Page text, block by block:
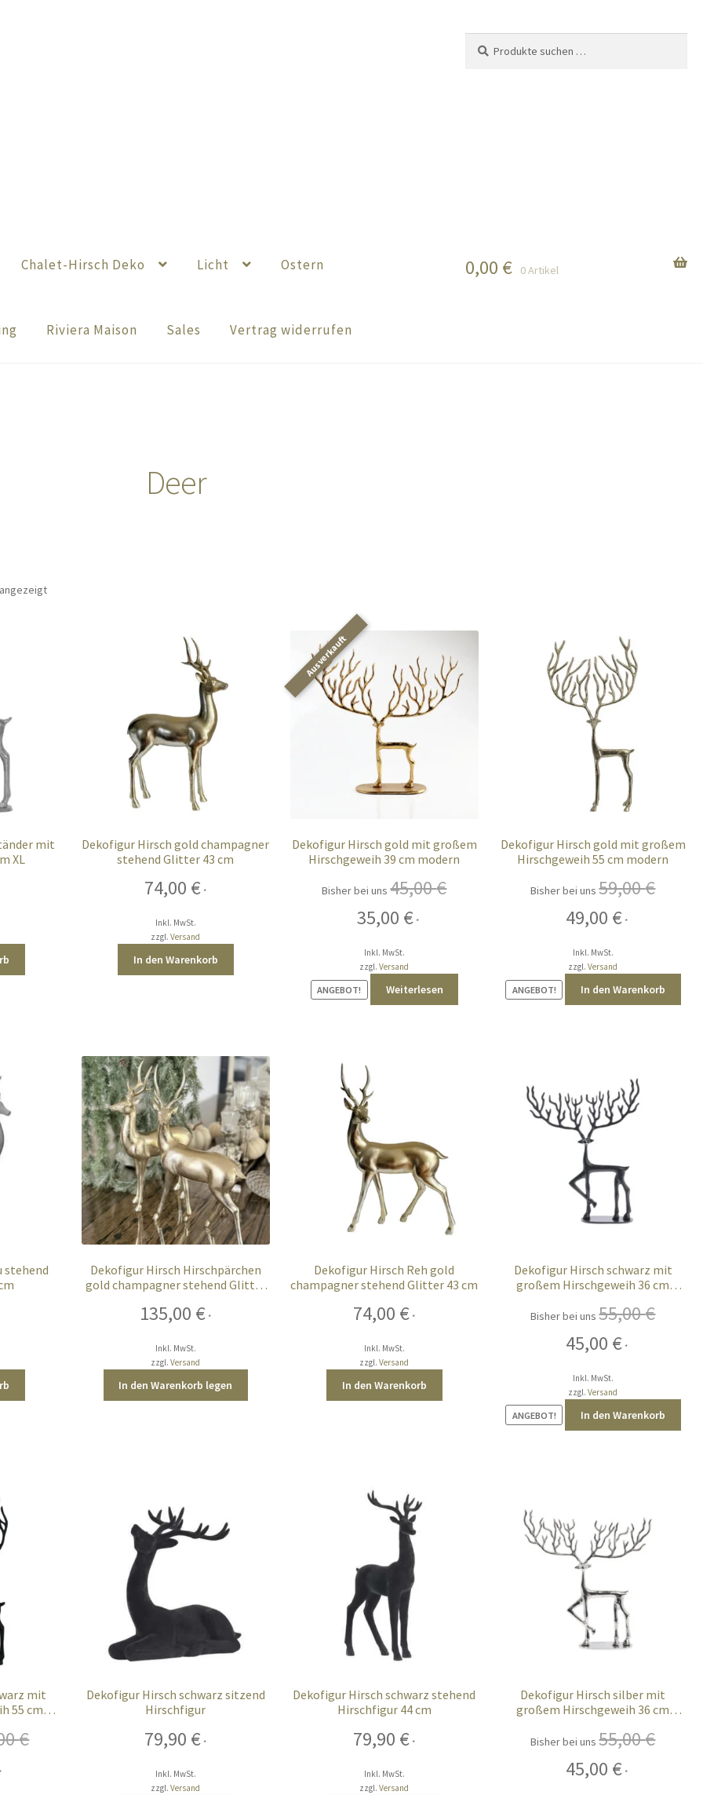
nach:
Chalet-Hirsch Deko Licht Ostern
Riviera Maison Sales Vertrag widerrufen
0,00 € 0 Artikel
Deer
mit
XL
Dekofigur Hirsch gold champagner
stehend Glitter 43 cm
74,00 € *
Inkl. MwSt.
zzgl.Versand
In den Warenkorb
Dekofigur Hirsch gold mit großem
Hirschgeweih 39 cm modern
Bisher bei uns 45,00€
Ursprünglicher
Preis
45,00 €
35,00 €Aktueller
*
Inkl. MwSt.
zzgl.Versand
ANGEBOT! Weiterlesen
Dekofigur Hirsch gold mit großem
Hirschgeweih 55 cm modern
Bisher bei uns 59,00€
Ursprünglicher
Preis
59,00 €
49,00 €Aktueller
*
Inkl. MwSt.
zzgl.Versand
ANGEBOT! In den Warenkorb
stehend
Dekofigur Hirsch Hirschpärchen
gold champagner stehend Glitter
135,00 € *
Inkl. MwSt.
zzgl.Versand
In den Warenkorb legen
Dekofigur Hirsch Reh gold
champagner stehend Glitter 43 cm
74,00 € *
Inkl. MwSt.
zzgl.Versand
In den Warenkorb
Dekofigur Hirsch schwarz mit
großem Hirschgeweih 36 cm
Bisher bei uns 55,00€
Ursprünglicher
Preis
55,00 €
45,00 €Aktueller
Preis
*
Inkl. MwSt.
zzgl.Versand
ANGEBOT! In den Warenkorb
mit
55 cm
€
*
Dekofigur Hirsch schwarz sitzend
Hirschfigur
79,90 € *
Inkl. MwSt.
zzgl.Versand
Dekofigur Hirsch schwarz stehend
Hirschfigur 44 cm
79,90 € *
Inkl. MwSt.
zzgl.Versand
Dekofigur Hirsch silber mit
großem Hirschgeweih 36 cm
Bisher bei uns 55,00€
Ursprünglicher
Preis
45,00 €Aktueller
Preis
*